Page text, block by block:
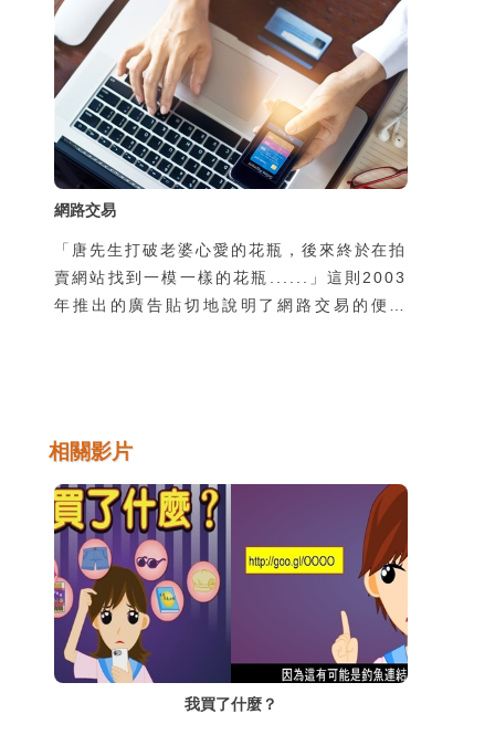
害者前往不明網站，要求提供個資或金錢；隨
著民眾警覺性提升，這類手法的成功率已大不
如前
網路交易
「唐先生打破老婆心愛的花瓶，後來終於在拍
賣網站找到一模一樣的花瓶......」這則2003
年推出的廣告貼切地說明了網路交易的便利
交易詐騙及安全的交易等便顯得很重要。
相關影片
我買了什麼？